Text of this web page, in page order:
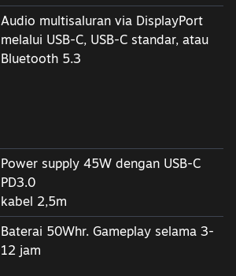
Audio multisaluran via DisplayPort
melalui USB-C, USB-C standar, atau
Bluetooth 5.3
Power supply 45W dengan USB-C
PD3.0
kabel 2,5m
Baterai 50Whr. Gameplay selama 3-
12 jam